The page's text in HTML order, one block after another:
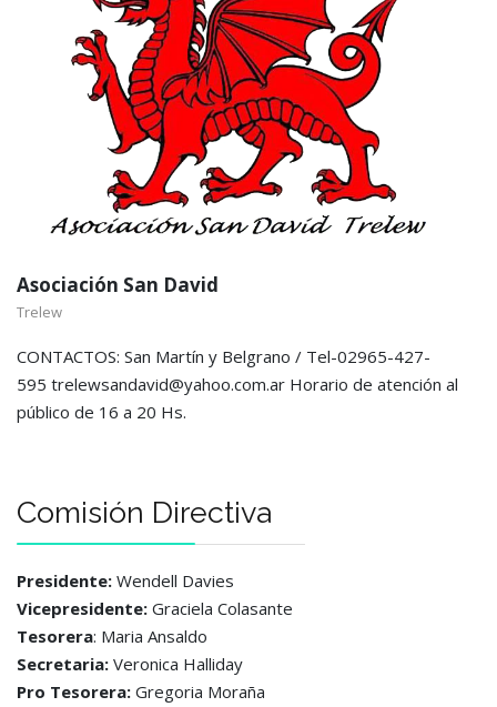
Asociación San David
Trelew
CONTACTOS: San Martín y Belgrano / Tel-02965-427-
595 trelewsandavid@yahoo.com.ar Horario de atención al
público de 16 a 20 Hs.
Comisión Directiva
Presidente: Wendell Davies
Vicepresidente: Graciela Colasante
Tesorera: Maria Ansaldo
Secretaria: Veronica Halliday
Pro Tesorera: Gregoria Moraña